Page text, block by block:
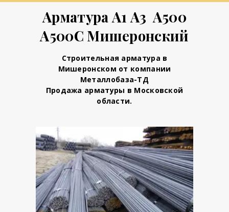
Арматура А1 А3 А500
А500С Мишеронский
Строительная арматура в
Мишеронском от компании
Металлобаза-ТД
Продажа арматуры в Московской
области.